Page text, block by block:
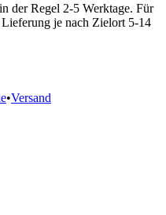
der Regel 2-5 Werktage. Für
je nach Zielort 5-14
•Versand